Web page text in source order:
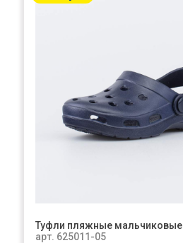
Туфли пляжные мальчиковые
арт. 625011-05